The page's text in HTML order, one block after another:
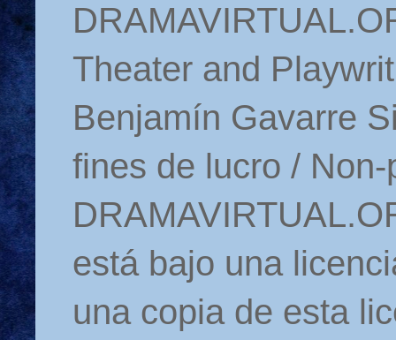
Theater and
Benjamín Gavarre
fines de lucro /
está bajo una
una copia de esta